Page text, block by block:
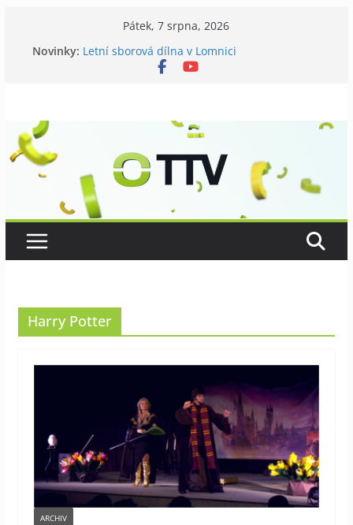
Pátek, 7 srpna, 2026
Novinky: Letní sborová dílna v Lomnici
Chovatelé si připomněli 120 let své existence
Harry Potter
ARCHIV